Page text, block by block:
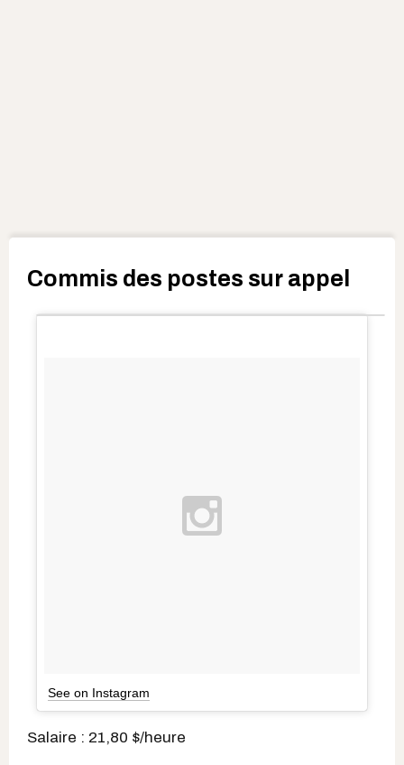
Commis des postes sur appel
See on Instagram
Salaire : 21,80 $/heure